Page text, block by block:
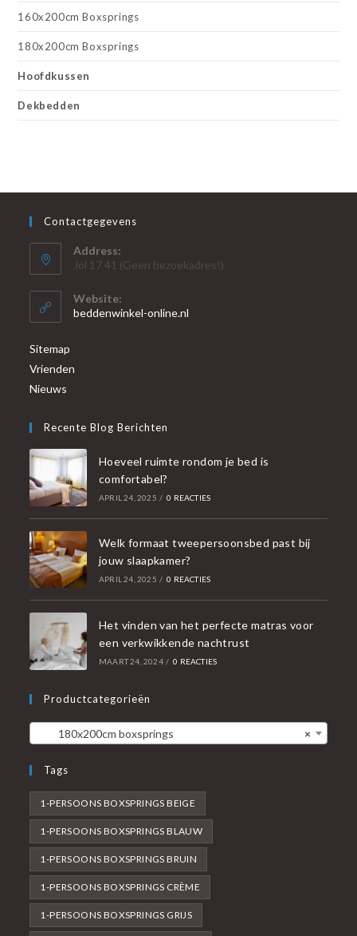
160x200cm Boxsprings
180x200cm Boxsprings
Hoofdkussen
Dekbedden
Contactgegevens
Address:
Jol 17 41 (Geen bezoekadres!)
Website:
beddenwinkel-online.nl
Sitemap
Vrienden
Nieuws
Recente Blog Berichten
Hoeveel ruimte rondom je bed is
comfortabel?
APRIL 24, 2025 / 0 REACTIES
Welk formaat tweepersoonsbed past bij
jouw slaapkamer?
APRIL 24, 2025 / 0 REACTIES
Het vinden van het perfecte matras voor
een verkwikkende nachtrust
MAART 24, 2024 / 0 REACTIES
Productcategorieën
×
180x200cm boxsprings
Tags
1-PERSOONS BOXSPRINGS BEIGE
1-PERSOONS BOXSPRINGS BLAUW
1-PERSOONS BOXSPRINGS BRUIN
1-PERSOONS BOXSPRINGS CRÈME
1-PERSOONS BOXSPRINGS GRIJS